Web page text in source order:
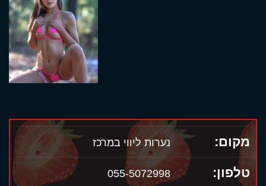
מקום: נערות ליווי במרכז
טלפון: 055-5072998